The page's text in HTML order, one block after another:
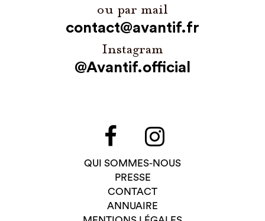
ou par mail
contact@avantif.fr
Instagram
@Avantif.official
QUI SOMMES-NOUS
PRESSE
CONTACT
ANNUAIRE